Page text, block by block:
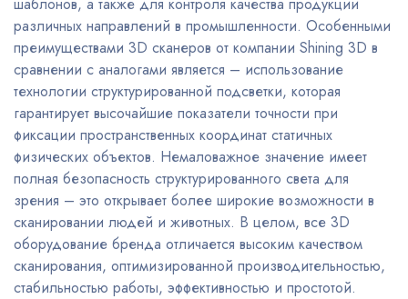
различных направлений в промышленности. Особенными
преимуществами 3D сканеров от компании Shining 3D в
сравнении с аналогами является – использование
технологии структурированной подсветки, которая
гарантирует высочайшие показатели точности при
фиксации пространственных координат статичных
физических объектов. Немаловажное значение имеет
полная безопасность структурированного света для
зрения – это открывает более широкие возможности в
сканировании людей и животных. В целом, все 3D
оборудование бренда отличается высоким качеством
сканирования, оптимизированной производительностью,
стабильностью работы, эффективностью и простотой.